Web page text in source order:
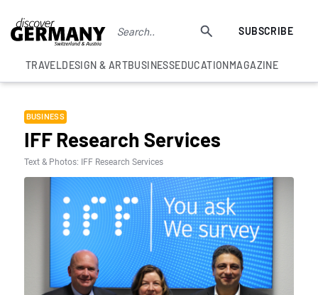
SUBSCRIBE
TRAVELDESIGN & ARTBUSINESSEDUCATIONMAGAZINE
BUSINESS
IFF Research Services
Text & Photos: IFF Research Services